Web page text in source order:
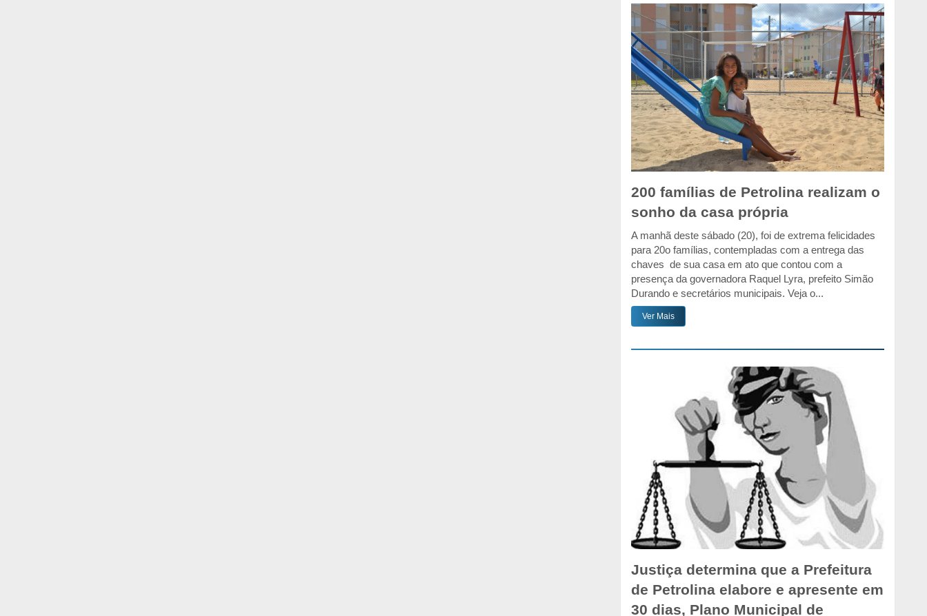
200 famílias de Petrolina realizam o
sonho da casa própria
A manhã deste sábado (20), foi de extrema felicidades
para 20o famílias, contempladas com a entrega das
chaves de sua casa em ato que contou com a
presença da governadora Raquel Lyra, prefeito Simão
Durando e secretários municipais. Veja o...
Ver Mais
Justiça determina que a Prefeitura
de Petrolina elabore e apresente em
30 dias, Plano Municipal de